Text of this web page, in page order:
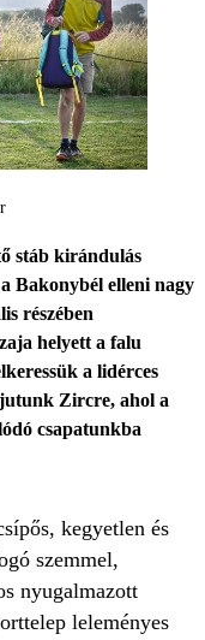
stáb kirándulás
Bakonybél elleni nagy
részében
helyett a falu
a lidérces
Zircre, ahol a
csapatunkba
kegyetlen és
szemmel,
nyugalmazott
leleményes